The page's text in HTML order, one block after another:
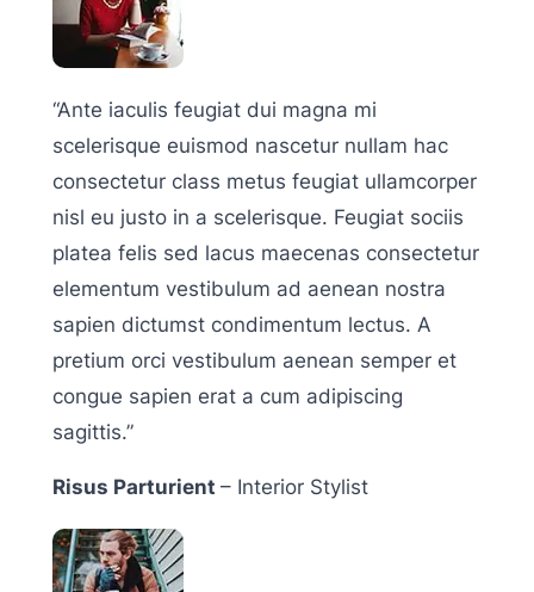
“Ante iaculis feugiat dui magna mi
scelerisque euismod nascetur nullam hac
consectetur class metus feugiat ullamcorper
nisl eu justo in a scelerisque. Feugiat sociis
platea felis sed lacus maecenas consectetur
elementum vestibulum ad aenean nostra
sapien dictumst condimentum lectus. A
pretium orci vestibulum aenean semper et
congue sapien erat a cum adipiscing
sagittis.”
Risus Parturient – Interior Stylist